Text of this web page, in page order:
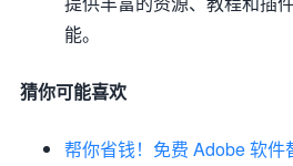
能。
猜你可能喜欢
帮你省钱！免费 Adobe 软件